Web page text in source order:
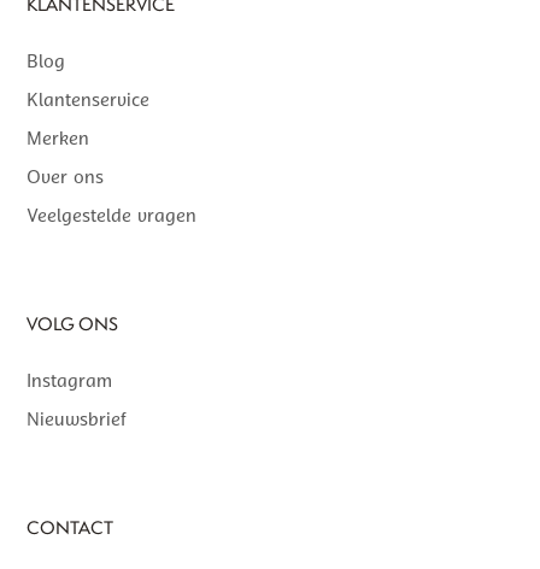
KLANTENSERVICE
Blog
Klantenservice
Merken
Over ons
Veelgestelde vragen
VOLG ONS
Instagram
Nieuwsbrief
CONTACT